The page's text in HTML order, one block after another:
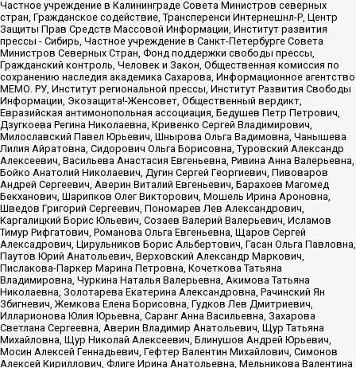
Частное учреждение в Калининграде Совета Министров северных
стран, Гражданское содействие, Трансперенси Интернешнл-Р, Центр
Защиты Прав Средств Массовой Информации, Институт развития
прессы - Сибирь, Частное учреждение в Санкт-Петербурге Совета
Министров Северных Стран, Фонд поддержки свободы прессы,
Гражданский контроль, Человек и Закон, Общественная комиссия по
сохранению наследия академика Сахарова, Информационное агентство
МЕМО. РУ, Институт региональной прессы, Институт Развития Свободы
Информации, Экозащита!-Женсовет, Общественный вердикт,
Евразийская антимонопольная ассоциация, Бедушев Петр Петрович,
Дзугкоева Регина Николаевна, Кривенко Сергей Владимирович,
Милославский Павел Юрьевич, Шнырова Ольга Вадимовна, Чанышева
Лилия Айратовна, Сидорович Ольга Борисовна, Туровский Александр
Алексеевич, Васильева Анастасия Евгеньевна, Ривина Анна Валерьевна,
Бойко Анатолий Николаевич, Дугин Сергей Георгиевич, Пивоваров
Андрей Сергеевич, Аверин Виталий Евгеньевич, Барахоев Магомед
Бекханович, Шарипков Олег Викторович, Мошель Ирина Ароновна,
Шведов Григорий Сергеевич, Пономарев Лев Александрович,
Каргалицкий Борис Юльевич, Созаев Валерий Валерьевич, Исламов
Тимур Рифгатович, Романова Ольга Евгеньевна, Щаров Сергей
Алексадрович, Цирульников Борис Альбертович, Гасан Ольга Павловна,
Паутов Юрий Анатольевич, Верховский Александр Маркович,
Пислакова-Паркер Марина Петровна, Кочеткова Татьяна
Владимировна, Чуркина Наталья Валерьевна, Акимова Татьяна
Николаевна, Золотарева Екатерина Александровна, Рачинский Ян
Збигневич, Жемкова Елена Борисовна, Гудков Лев Дмитриевич,
Илларионова Юлия Юрьевна, Саранг Анна Васильевна, Захарова
Светлана Сергеевна, Аверин Владимир Анатольевич, Щур Татьяна
Михайловна, Щур Николай Алексеевич, Блинушов Андрей Юрьевич,
Мосин Алексей Геннадьевич, Гефтер Валентин Михайлович, Симонов
Алексей Кириллович, Флиге Ирина Анатольевна, Мельникова Валентина